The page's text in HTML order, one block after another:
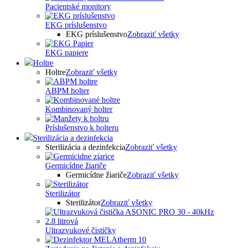
Pacientské monitory
EKG príslušenstvo
EKG príslušenstvoZobraziť všetky
EKG papiere
Holtre
HoltreZobraziť všetky
ABPM holter
Kombinovaný holter
Príslušenstvo k holteru
Sterilizácia a dezinfekcia
Sterilizácia a dezinfekciaZobraziť všetky
Germicídne žiariče
Germicídne žiaričeZobraziť všetky
Sterilizátor
SterilizátorZobraziť všetky
Ultrazvukové čističky